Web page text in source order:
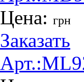
Цена: грн
Заказать
Арт.: